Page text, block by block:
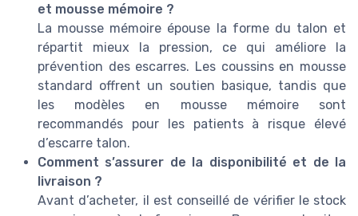
et mousse mémoire ?
La mousse mémoire épouse la forme du talon et
répartit mieux la pression, ce qui améliore la
prévention des escarres. Les coussins en mousse
standard offrent un soutien basique, tandis que
les modèles en mousse mémoire sont
recommandés pour les patients à risque élevé
d’escarre talon.
Comment s’assurer de la disponibilité et de la
livraison ?
Avant d’acheter, il est conseillé de vérifier le stock